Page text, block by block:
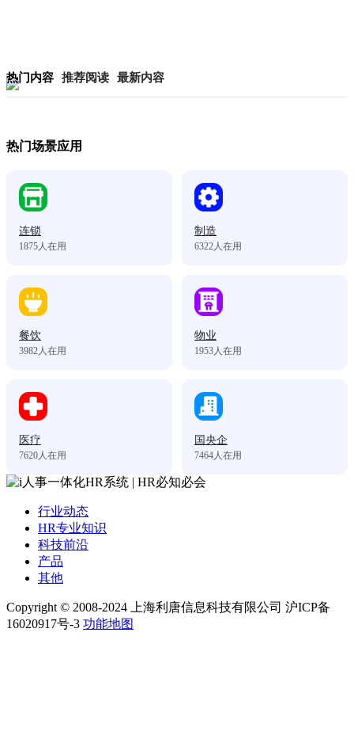
热门内容 推荐阅读 最新内容
热门场景应用
连锁
1875人在用
制造
6322人在用
餐饮
3982人在用
物业
1953人在用
医疗
7620人在用
国央企
7464人在用
行业动态
HR专业知识
科技前沿
产品
其他
Copyright © 2008-2024 上海利唐信息科技有限公司 沪ICP备
16020917号-3 功能地图